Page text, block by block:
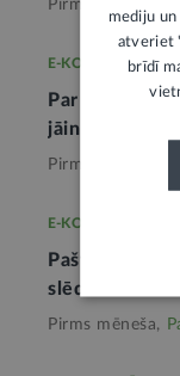
Pirms 5
E-KONSULTĀCIJA
Par
jāinteresējas
Pirms nedēļas,
E-KONSULTĀCIJA
Pašvaldība
slēdz uz
Pirms mēneša,
mediju
atveriet
brīdī